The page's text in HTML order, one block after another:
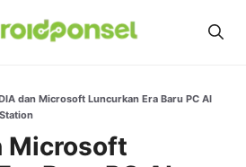
dan Microsoft Luncurkan Era Baru PC AI
Microsoft